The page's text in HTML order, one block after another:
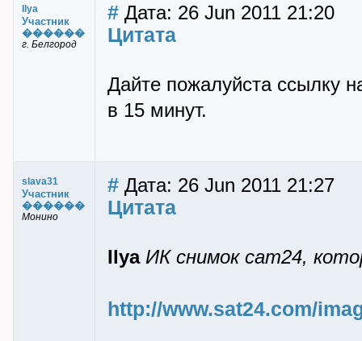
Ilya
Участник
������
г. Белгород
# Дата: 26 Jun 2011 21:20
Цитата
Дайте пожалуйста ссылку
в 15 минут.
slava31
Участник
������
Монино
# Дата: 26 Jun 2011 21:27
Цитата
IlyaИК снимок сат24,
http://www.sat24.com/